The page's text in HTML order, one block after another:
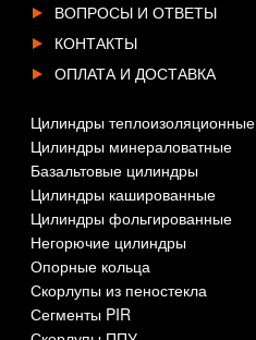
ВОПРОСЫ И ОТВЕТЫ
КОНТАКТЫ
ОПЛАТА И ДОСТАВКА
Цилиндры теплоизоляционные
Цилиндры минераловатные
Базальтовые цилиндры
Цилиндры кашированные
Цилиндры фольгированные
Негорючие цилиндры
Опорные кольца
Скорлупы из пеностекла
Сегменты PIR